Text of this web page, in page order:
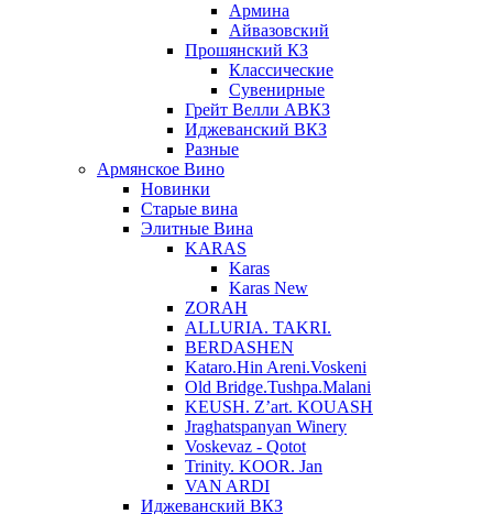
Армина
Айвазовский
Прошянский КЗ
Классические
Сувенирные
Грейт Велли АВКЗ
Иджеванский ВКЗ
Разные
Армянское Вино
Новинки
Старые вина
Элитные Вина
KARAS
Karas
Karas New
ZORAH
ALLURIA. TAKRI.
BERDASHEN
Kataro.Hin Areni.Voskeni
Old Bridge.Tushpa.Malani
KEUSH. Z’art. KOUASH
Jraghatspanyan Winery
Voskevaz - Qotot
Trinity. KOOR. Jan
VAN ARDI
Иджеванский ВКЗ